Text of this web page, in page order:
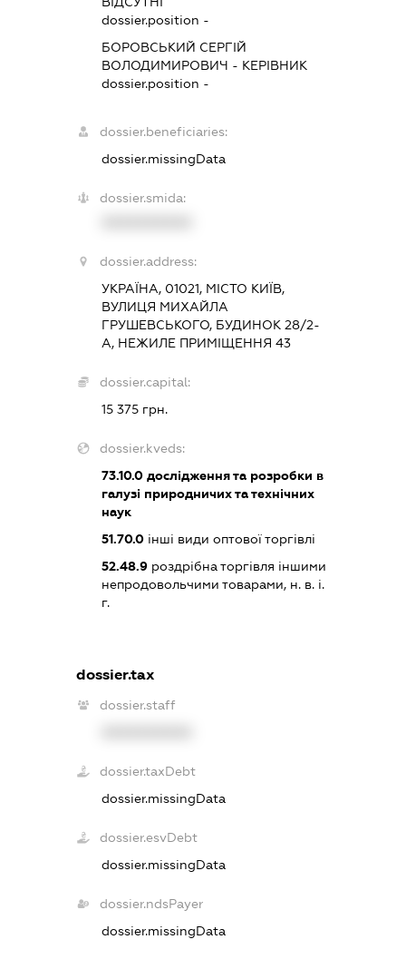
dossier.position -
БОРОВСЬКИЙ СЕРГІЙ
ВОЛОДИМИРОВИЧ - КЕРІВНИК
dossier.position -
dossier.beneficiaries:
dossier.missingData
dossier.smida:
dossier.address:
УКРАЇНА, 01021, МІСТО КИЇВ,
ВУЛИЦЯ МИХАЙЛА
ГРУШЕВСЬКОГО, БУДИНОК 28/2-
А, НЕЖИЛЕ ПРИМІЩЕННЯ 43
dossier.capital:
15 375 грн.
dossier.kveds:
73.10.0дослідження та розробки в
галузі природничих та технічних
наук
51.70.0інші види оптової торгівлі
52.48.9роздрібна торгівля іншими
непродовольчими товарами, н. в. і.
г.
dossier.tax
dossier.staff
dossier.taxDebt
dossier.missingData
dossier.esvDebt
dossier.missingData
dossier.ndsPayer
dossier.missingData